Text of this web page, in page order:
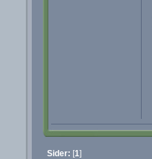
Sider: [1]